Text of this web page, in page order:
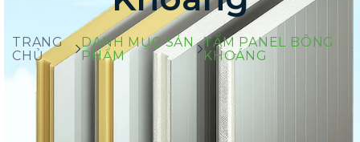
TRANG
CHỦ
DANH MỤC SẢN
PHẨM
TẤM PANEL BÔNG
KHOÁNG